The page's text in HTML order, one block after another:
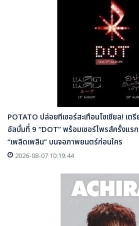
POTATO ปล่อยทีเซอร์สะเทือนโซเชียล! เต
อัลบั้มที่ 9 “DOT” พร้อมเซอร์ไพรส์ครั้งแร
“เพลิดเพลิน” บนจอภาพยนตร์ก่อนใคร
2026-08-07 10:19:44